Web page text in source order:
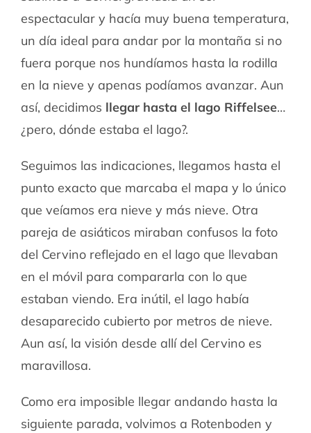
espectacular y hacía muy buena temperatura,
un día ideal para andar por la montaña si no
fuera porque nos hundíamos hasta la rodilla
en la nieve y apenas podíamos avanzar. Aun
así, decidimos llegar hasta el lago Riffelsee…
¿pero, dónde estaba el lago?.
Seguimos las indicaciones, llegamos hasta el
punto exacto que marcaba el mapa y lo único
que veíamos era nieve y más nieve. Otra
pareja de asiáticos miraban confusos la foto
del Cervino reflejado en el lago que llevaban
en el móvil para compararla con lo que
estaban viendo. Era inútil, el lago había
desaparecido cubierto por metros de nieve.
Aun así, la visión desde allí del Cervino es
maravillosa.
Como era imposible llegar andando hasta la
siguiente parada, volvimos a Rotenboden y